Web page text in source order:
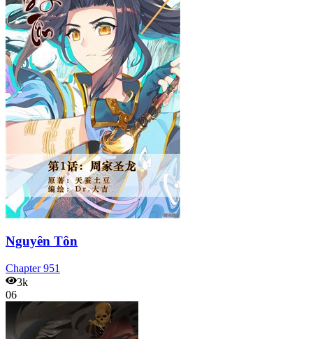
Nguyên Tôn
Chapter951
3k
06